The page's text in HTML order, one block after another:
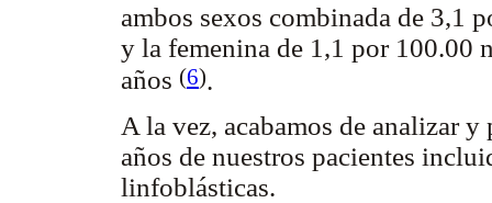
ambos sexos combinada de 3,1
y la femenina de 1,1 por 100.00
años (6).
A la vez, acabamos de analizar
años de nuestros pacientes
linfoblásticas.